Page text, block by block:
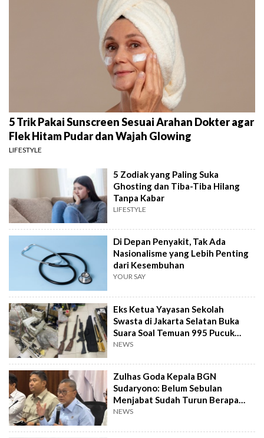
5 Trik Pakai Sunscreen Sesuai Arahan Dokter agar
Flek Hitam Pudar dan Wajah Glowing
LIFESTYLE
5 Zodiak yang Paling Suka
Ghosting dan Tiba-Tiba Hilang
Tanpa Kabar
LIFESTYLE
Di Depan Penyakit, Tak Ada
Nasionalisme yang Lebih Penting
dari Kesembuhan
YOUR SAY
Eks Ketua Yayasan Sekolah
Swasta di Jakarta Selatan Buka
Suara Soal Temuan 995 Pucuk
Senjata Api
NEWS
Zulhas Goda Kepala BGN
Sudaryono: Belum Sebulan
Menjabat Sudah Turun Berapa
Kilo?
NEWS